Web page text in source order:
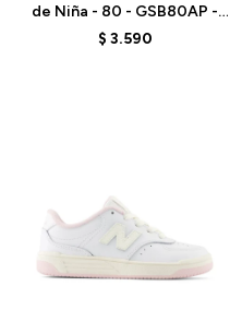
de Niña - 80 - GSB80AP -
SEA SALT
$ 3.590